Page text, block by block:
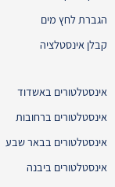
הגברת לחץ מים
קבלן אינסטלציה
אינסטלטורים באשדוד
אינסטלטורים ברחובות
אינסטלטורים בבאר שבע
אינסטלטורים ביבנה